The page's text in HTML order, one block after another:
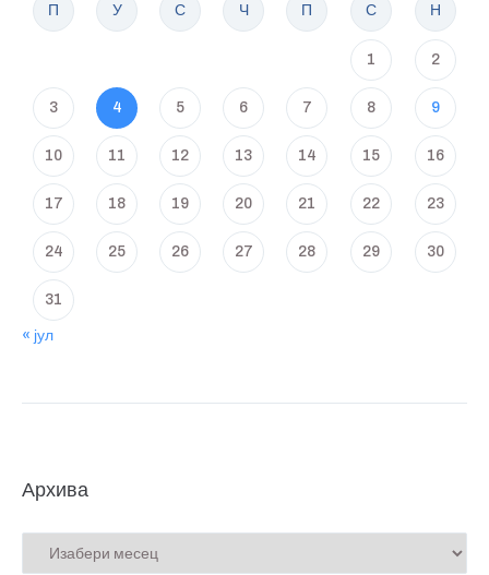
П У С Ч П С Н
1 2
3 4 5 6 7 8 9
10 11 12 13 14 15 16
17 18 19 20 21 22 23
24 25 26 27 28 29 30
31
« јул
Архива